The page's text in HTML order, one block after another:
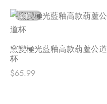
缺貨中
窯變極光藍釉高款葫蘆公道
杯
$65.99